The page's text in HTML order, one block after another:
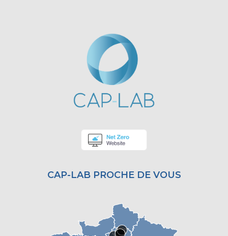
CAP-LAB PROCHE DE VOUS